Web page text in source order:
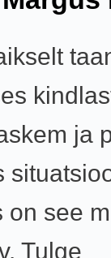
ja
on see
Tulge